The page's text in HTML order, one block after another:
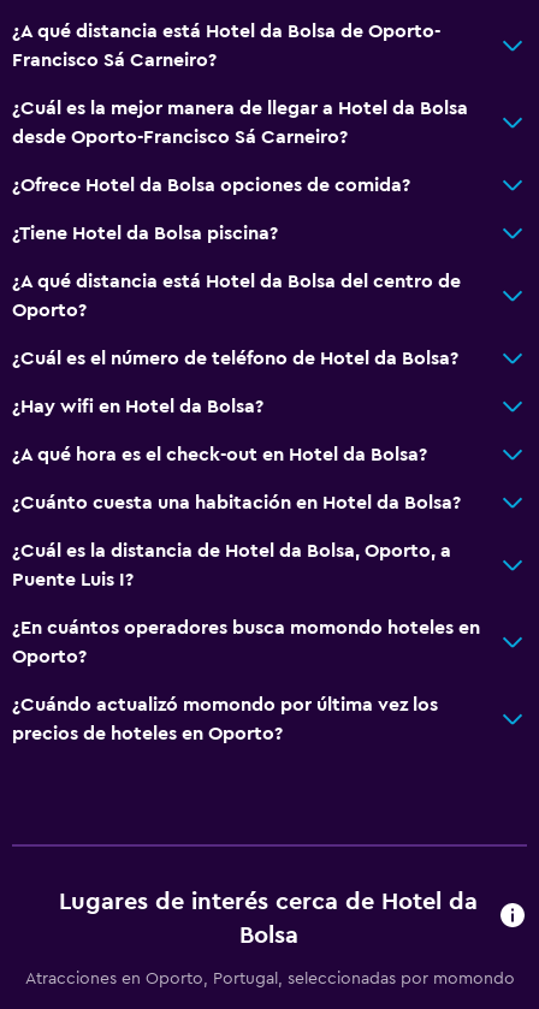
Ducha
Gorro de baño
Secador de pelo
Aseo
Papel higiénico
Cepillo de dientes
Cajero automático/banco
Centro de negocios
Servicio de despertador
Mostrador de información turística
Recepción 24 horas
General
Zona de estar
Teléfono
Espacio de almacenamiento
¿A qué distancia está Hotel da Bolsa de Oporto-
Francisco Sá Carneiro?
¿Cuál es la mejor manera de llegar a Hotel da Bolsa
desde Oporto-Francisco Sá Carneiro?
¿Ofrece Hotel da Bolsa opciones de comida?
¿Tiene Hotel da Bolsa piscina?
¿A qué distancia está Hotel da Bolsa del centro de
Oporto?
¿Cuál es el número de teléfono de Hotel da Bolsa?
¿Hay wifi en Hotel da Bolsa?
¿A qué hora es el check-out en Hotel da Bolsa?
¿Cuánto cuesta una habitación en Hotel da Bolsa?
¿Cuál es la distancia de Hotel da Bolsa, Oporto, a
Puente Luis I?
¿En cuántos operadores busca momondo hoteles en
Oporto?
¿Cuándo actualizó momondo por última vez los
precios de hoteles en Oporto?
Lugares de interés cerca de Hotel da
Bolsa
Atracciones en Oporto, Portugal, seleccionadas por momondo